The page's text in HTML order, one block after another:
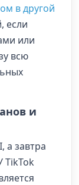
в другой
если
или
всю
и
а завтра
TikTok